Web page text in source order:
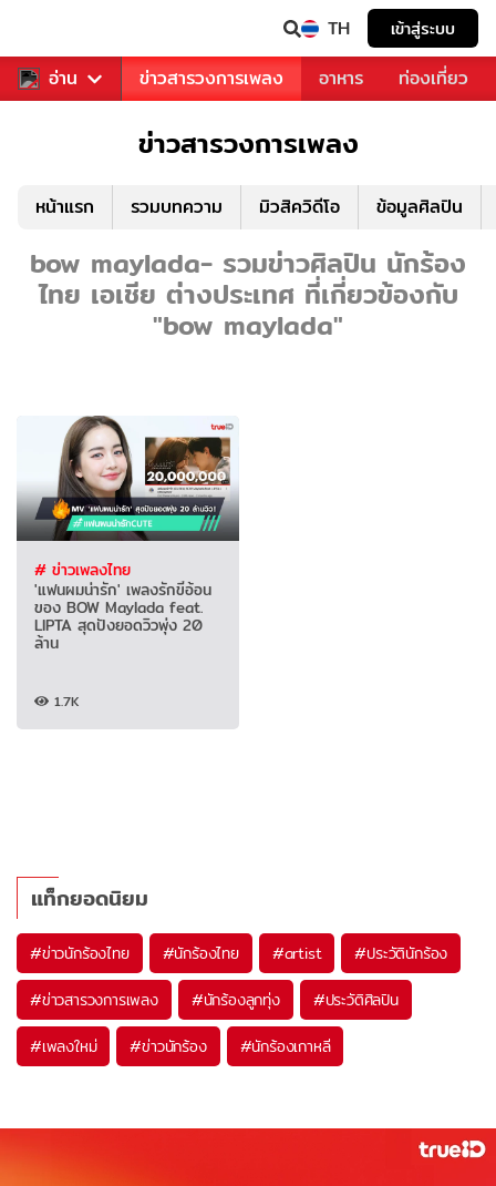
TH เข้าสู่ระบบ
อ่าน
ข่าวบันเทิง ข่าวสารวงการเพลง อาหาร ท่องเที่ยว
ข่าวสารวงการเพลง
หน้าแรก รวมบทความ มิวสิควิดีโอ ข้อมูลศิลปิน
bow maylada- รวมข่าวศิลปิน นักร้อง
ไทย เอเชีย ต่างประเทศ ที่เกี่ยวข้องกับ
"bow maylada"
# ข่าวเพลงไทย
'แฟนผมน่ารัก' เพลงรักขี้อ้อน
ของ BOW Maylada feat.
LIPTA สุดปังยอดวิวพุ่ง 20
ล้าน
1.7K
แท็กยอดนิยม
#ข่าวนักร้องไทย #นักร้องไทย #artist #ประวัตินักร้อง
#ข่าวสารวงการเพลง #นักร้องลูกทุ่ง #ประวัติศิลปิน
#เพลงใหม่ #ข่าวนักร้อง #นักร้องเกาหลี